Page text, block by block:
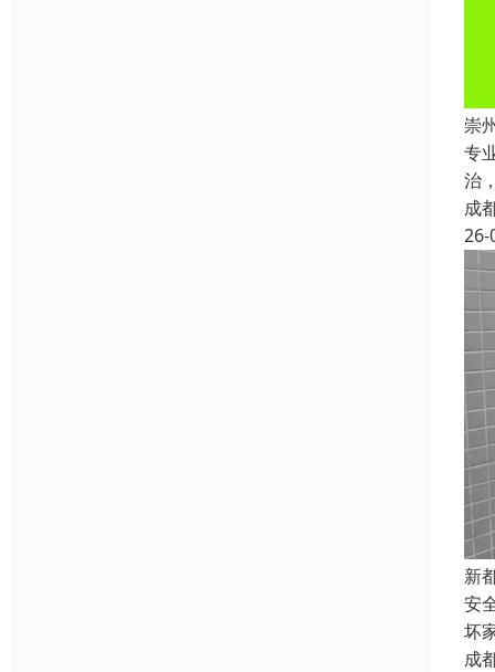
崇
专
治
成
26-
新
安
坏
成